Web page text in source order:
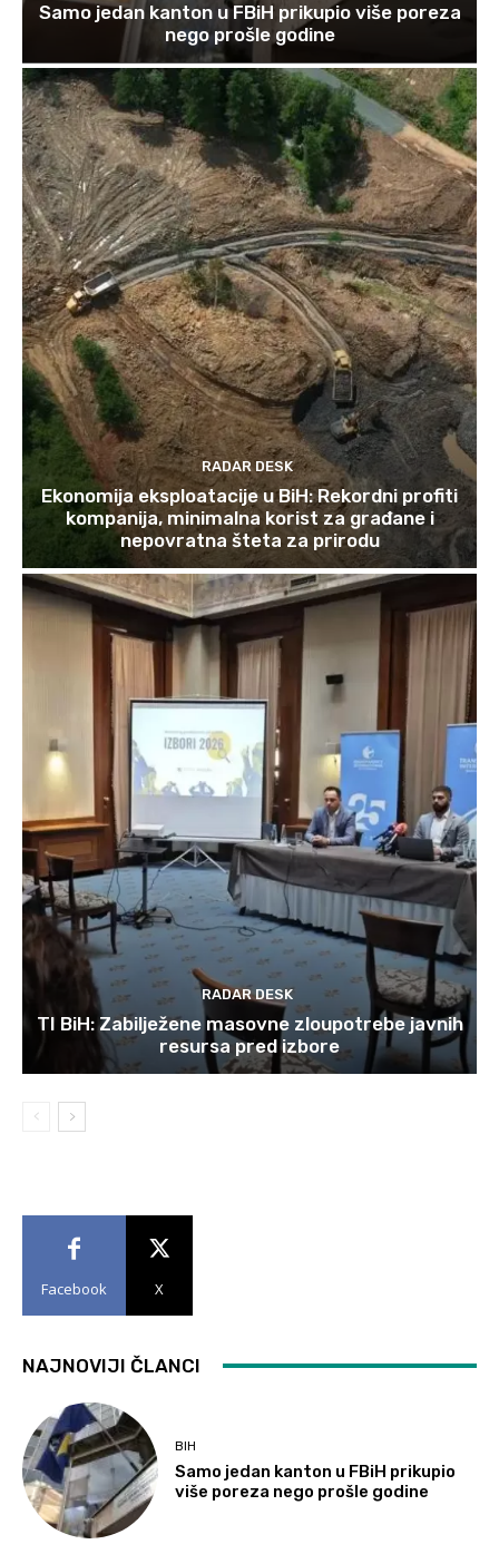
Samo jedan kanton u FBiH prikupio više poreza
nego prošle godine
RADAR DESK
Ekonomija eksploatacije u BiH: Rekordni profiti
kompanija, minimalna korist za građane i
nepovratna šteta za prirodu
RADAR DESK
TI BiH: Zabilježene masovne zloupotrebe javnih
resursa pred izbore
Facebook X
NAJNOVIJI ČLANCI
BIH
Samo jedan kanton u FBiH prikupio
više poreza nego prošle godine